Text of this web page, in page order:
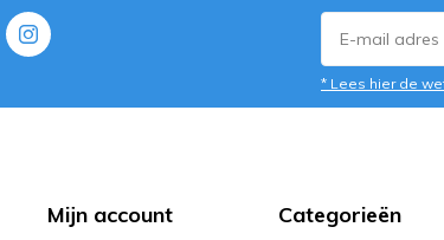
* Lees hier de
Mijn account Categorieën